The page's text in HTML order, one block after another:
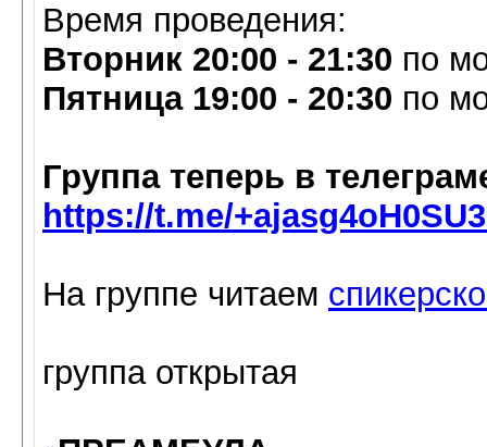
Время проведения:
Вторник 20:00 - 21:30 по
Пятница 19:00 - 20:30 по
Группа теперь в
https://t.me/
На группе читаем
группа открытая